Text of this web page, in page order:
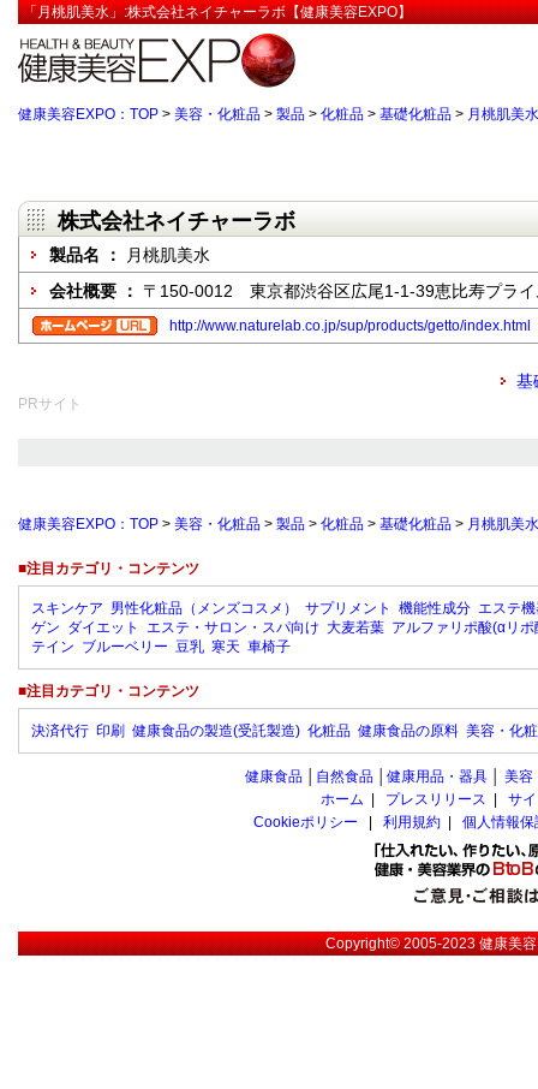
「月桃肌美水」:株式会社ネイチャーラボ【健康美容EXPO】
健康美容EXPO：TOP > 美容・化粧品 > 製品 > 化粧品 > 基礎化粧品 > 月桃肌美水
株式会社ネイチャーラボ
製品名 ：
月桃肌美水
会社概要 ： 〒150-0012 東京都渋谷区広尾1-1-39恵比寿プラ
http://www.naturelab.co.jp/sup/products/getto/index.html
基
PRサイト
健康美容EXPO：TOP > 美容・化粧品 > 製品 > 化粧品 > 基礎化粧品 > 月桃肌美水
■注目カテゴリ・コンテンツ
スキンケア 男性化粧品（メンズコスメ） サプリメント 機能性成分 エステ
ゲン ダイエット エステ・サロン・スパ向け 大麦若葉 アルファリポ酸(αリポ
テイン ブルーベリー 豆乳 寒天 車椅子
■注目カテゴリ・コンテンツ
決済代行 印刷 健康食品の製造(受託製造) 化粧品 健康食品の原料 美容・化
健康食品 自然食品 健康用品・器具 美容
ホーム
プレスリリース
サ
Cookieポリシー
利用規約 個人情報
Copyright© 2005-2023健康美